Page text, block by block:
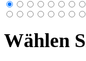
Wählen